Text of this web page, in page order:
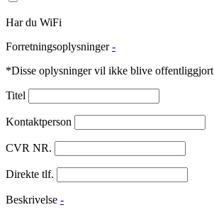
Har du WiFi
Forretningsoplysninger -
*Disse oplysninger vil ikke blive offentliggjort
Titel
Kontaktperson
CVR NR.
Direkte tlf.
Beskrivelse -